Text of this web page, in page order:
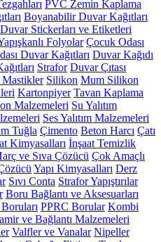
PVC Zemin Kaplama
Boyanabilir Duvar Kağıtları
Duvar Stickerları ve Etiketleri
Folyolar Çocuk Odası
Duvar Kağıtları Duvar Kağıdı
Strafor Duvar Çıtası
Silikon Mum Silikon
Kartonpiyer Tavan Kaplama
Malzemeleri Su Yalıtım
Ses Yalıtım Malzemeleri
Tuğla Çimento Beton Harcı Çatı
Kimyasalları İnşaat Temizlik
ve Sıva Çözücü Çok Amaçlı
Yapı Kimyasalları Derz
Sıvı Conta Strafor Yapıştırılar
Boru Bağlantı ve Aksesuarları
PPRC Borular Kombi
ve Bağlantı Malzemeleri
Valfler ve Vanalar Nipeller